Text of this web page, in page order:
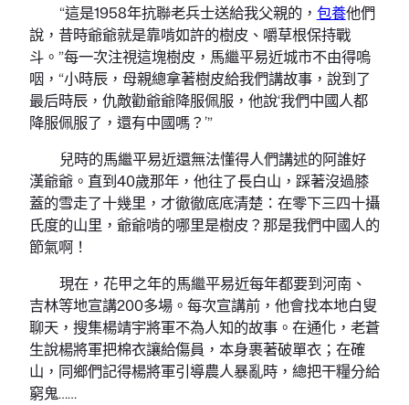
“這是1958年抗聯老兵士送給我父親的， 包養他們
說，昔時爺爺就是靠啃如許的樹皮、嚼草根保持戰
斗。”每一次注視這塊樹皮，馬繼平易近城市不由得嗚
咽，“小時辰，母親總拿著樹皮給我們講故事，說到了
最后時辰，仇敵勸爺爺降服佩服，他說‘我們中國人都
降服佩服了，還有中國嗎？’”
兒時的馬繼平易近還無法懂得人們講述的阿誰好
漢爺爺。直到40歲那年，他往了長白山，踩著沒過膝
蓋的雪走了十幾里，才徹徹底底清楚：在零下三四十攝
氏度的山里，爺爺啃的哪里是樹皮？那是我們中國人的
節氣啊！
現在，花甲之年的馬繼平易近每年都要到河南、
吉林等地宣講200多場。每次宣講前，他會找本地白叟
聊天，搜集楊靖宇將軍不為人知的故事。在通化，老蒼
生說楊將軍把棉衣讓給傷員，本身裹著破單衣；在確
山，同鄉們記得楊將軍引導農人暴亂時，總把干糧分給
窮鬼……